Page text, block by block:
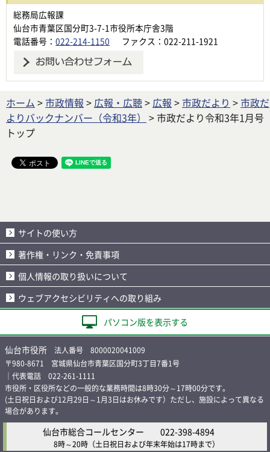
総務局広報課
仙台市青葉区国分町3-7-1市役所本庁舎3階
電話番号： 022-214-1150 ファクス：022-211-1921
ホーム >市政情報 > 広報・広聴> 広報 >市政だより >市政だ
よりバックナンバー（令和3年）
> 市政だより令和3年1月号
トップ
サイトの使い方
著作権・リンク・免責事項
個人情報の取り扱いについて
ウェブアクセシビリティへの取り組み
パソコン版を表示する
仙台市役所 法人番号 8000020041009
〒980-8671 宮城県仙台市青葉区国分町3丁目7番1号
｜代表電話 022-261-1111
市役所・区役所などの一般的な業務時間は8時30分～17時00分です。
(土日祝日および12月29日～1月3日はお休みです）ただし、施設によって異なる
場合があります。
仙台市総合コールセンター 022-398-4894
8時～20時 （土日祝日および年末年始は17時まで）